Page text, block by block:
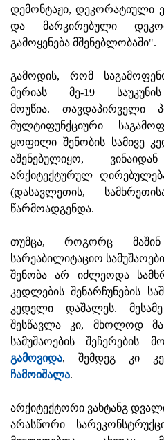
დემონტაჟი, დეკორატიული
და მარკირებული
გამოყენება მშენებლობაში".
გამოდის, რომ
მერიას მე-19
მოუწია. თავდაპირველი
მულტიფუნქციური
ყოფილი შენობის სამივე
აშენებულიყო,
არქიტექტურულ
(დასავლეთის,
წარმოადგენდა.
თუმცა, როგორც
სარეაბილიტაციო
შენობა არ იძლეოდა
კედლების შენარჩუნების
კედელი დაშალეს.
შესწავლა კი, მხოლოდ
სამუშაოების შეჩერების
გამოვიდა, შემდეგ კი
ჩამოიშალა.
არქიტექტორი ვახტანგ
არასწორი